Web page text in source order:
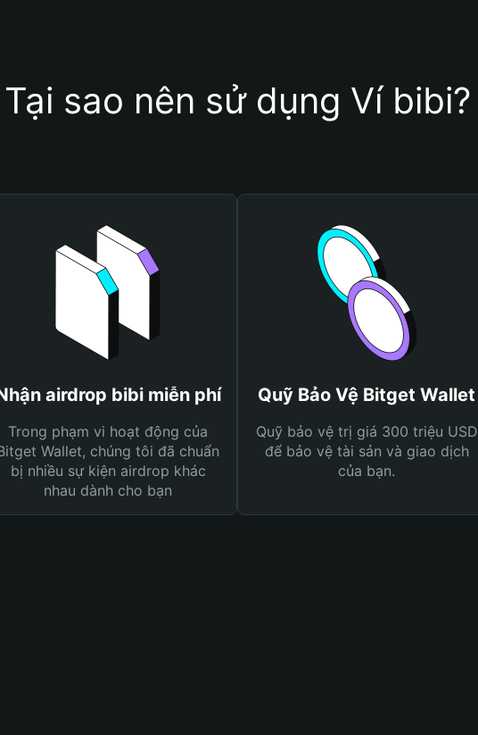
Tại sao nên sử dụng Ví bibi?
airdrop bibi miễn phí
Trong phạm vi hoạt động của
Wallet, chúng tôi đã chuẩn
bị nhiều sự kiện airdrop khác
nhau dành cho bạn
Quỹ Bảo Vệ Bitget Wallet
Quỹ bảo vệ trị giá 300 triệu USD
để bảo vệ tài sản và giao dịch
của bạn.